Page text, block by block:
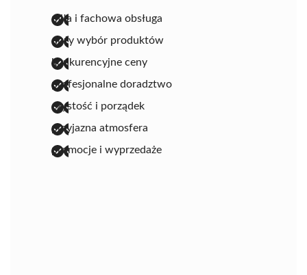
miła i fachowa obsługa
duży wybór produktów
konkurencyjne ceny
profesjonalne doradztwo
czystość i porządek
przyjazna atmosfera
promocje i wyprzedaże